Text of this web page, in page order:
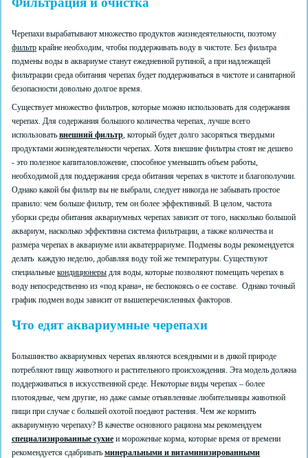
Черепахи вырабатывают множество продуктов жизнедеятельности, поэтому
фильтр крайне необходим, чтобы поддерживать воду в чистоте. Без фильтра
подмены воды в аквариуме станут ежедневной рутиной, а при надлежащей
фильтрации среда обитания черепах будет поддерживаться в чистоте и санитарной
безопасности довольно долгое время.
Существует множество фильтров, которые можно использовать для содержания
черепах. Для содержания большого количества черепах, лучше всего
использовать внешний фильтр, который будет долго засоряться твердыми
продуктами жизнедеятельности черепах. Хотя внешние фильтры стоят не дешево
- это полезное капиталовложение, способное уменьшить объем работы,
необходимой для поддержания среда обитания черепах в чистоте и благополучии.
Однако какой бы фильтр вы не выбрали, следует никогда не забывать простое
правило: чем больше фильтр, тем он более эффективный. В целом, частота
уборки среды обитания аквариумных черепах зависит от того, насколько большой
аквариум, насколько эффективна система фильтрации, а также количества и
размера черепах в аквариуме или акватеррариуме. Подмены воды рекомендуется
делать каждую неделю, добавляя воду той же температуры. Существуют
специальные кондиционеры для воды, которые позволяют помещать черепах в
воду непосредственно из «под крана», не беспокоясь о ее составе. Однако точный
график подмен воды зависит от вышеперечисленных факторов.
Что едят аквариумные черепахи
Большинство аквариумных черепах являются всеядными и в дикой природе
потребляют пищу животного и растительного происхождения. Эта модель должна
поддерживаться в искусственной среде. Некоторые виды черепах – более
плотоядные, чем другие, но даже самые отъявленные любительницы животной
пищи при случае с большей охотой поедают растения. Чем же кормить
аквариумную черепаху? В качестве основного рациона мы рекомендуем
специализированные сухие и мороженые корма, которые время от времени
рекомендуется сдабривать минеральными и витаминизированными